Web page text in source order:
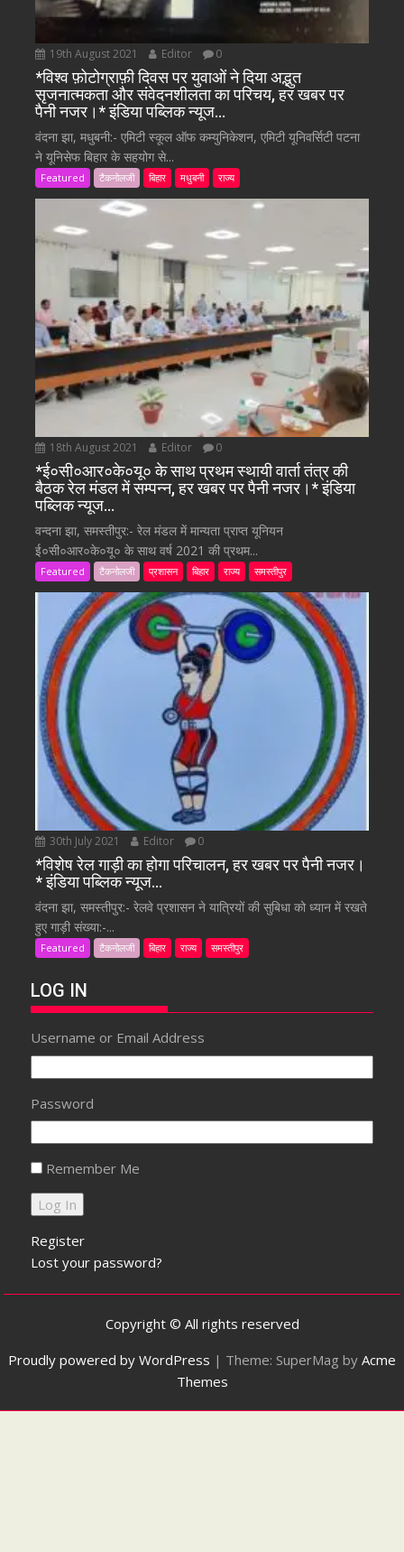
19th August 2021 Editor 0
*विश्व फ़ोटोग्राफ़ी दिवस पर युवाओं ने दिया अद्भुत
सृजनात्मकता और संवेदनशीलता का परिचय, हर खबर पर
पैनी नजर।* इंडिया पब्लिक न्यूज…
वंदना झा, मधुबनी:- एमिटी स्कूल ऑफ कम्युनिकेशन, एमिटी यूनिवर्सिटी पटना
ने यूनिसेफ बिहार के सहयोग से...
Featured टैकनोलजी बिहार मधुबनी राज्य
18th August 2021 Editor 0
*ई०सी०आर०के०यू० के साथ प्रथम स्थायी वार्ता तंत्र की
बैठक रेल मंडल में सम्पन्न, हर खबर पर पैनी नजर।* इंडिया
पब्लिक न्यूज…
वन्दना झा, समस्तीपुर:- रेल मंडल में मान्यता प्राप्त यूनियन
ई०सी०आर०के०यू० के साथ वर्ष 2021 की प्रथम...
Featured टैकनोलजी प्रशासन बिहार राज्य समस्तीपुर
30th July 2021 Editor 0
*विशेष रेल गाड़ी का होगा परिचालन, हर खबर पर पैनी नजर।
* इंडिया पब्लिक न्यूज…
वंदना झा, समस्तीपुर:- रेलवे प्रशासन ने यात्रियों की सुबिधा को ध्यान में रखते
हुए गाड़ी संख्या:-...
Featured टैकनोलजी बिहार राज्य समस्तीपुर
LOG IN
Username or Email Address
Password
Remember Me
Register
Lost your password?
Copyright © All rights reserved
Proudly powered by WordPress | Theme: SuperMag by Acme
Themes